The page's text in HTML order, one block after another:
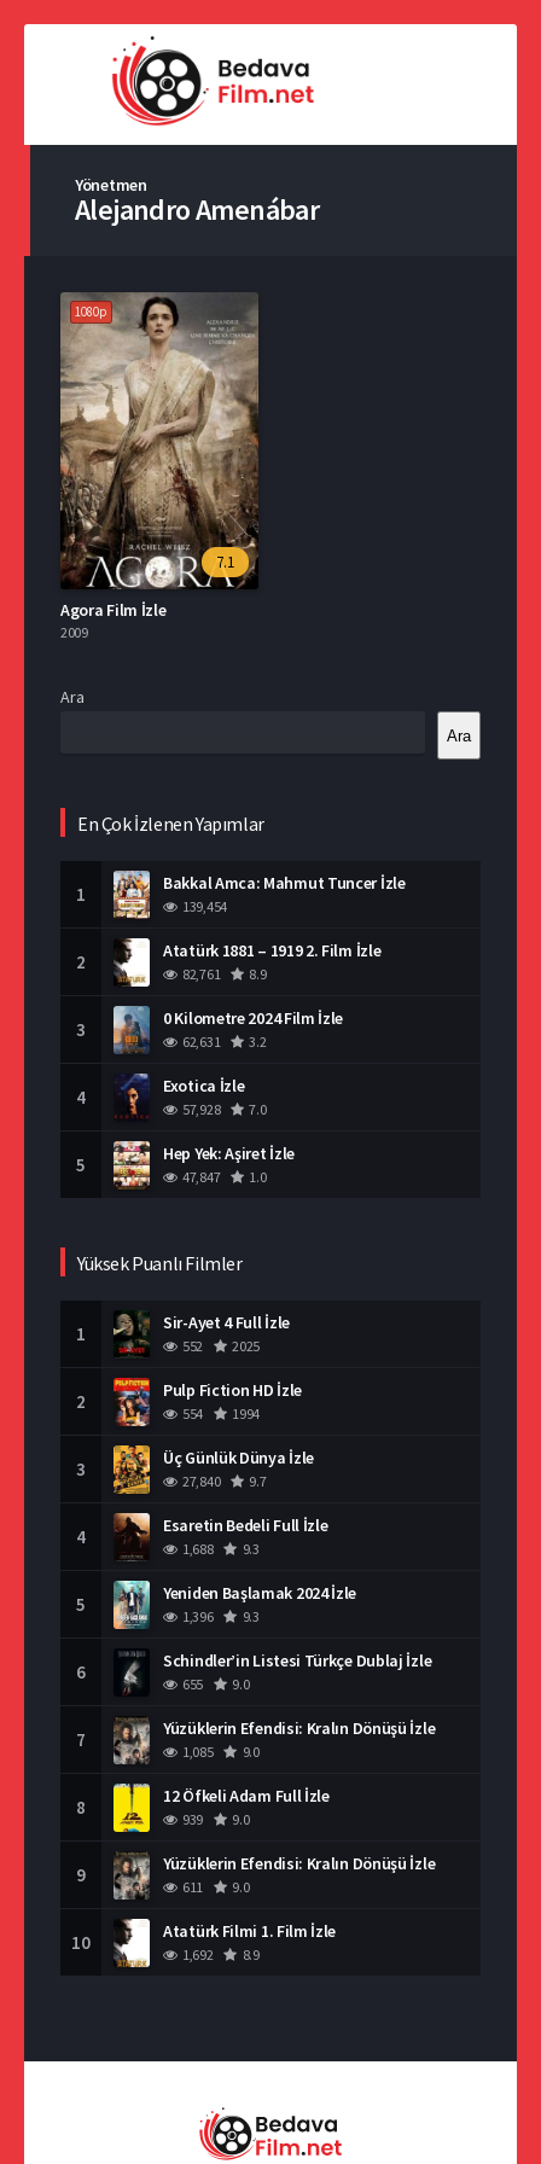
Yönetmen
Alejandro Amenábar
1080p
7.1
Agora Film İzle
2009
Ara
Ara
En Çok İzlenen Yapımlar
1 Bakkal Amca: Mahmut Tuncer İzle
139,454
2 Atatürk 1881 – 1919 2. Film İzle
82,761 8.9
3 0 Kilometre 2024 Film İzle
62,631 3.2
4 Exotica İzle
57,928 7.0
5 Hep Yek: Aşiret İzle
47,847 1.0
Yüksek Puanlı Filmler
1 Sir-Ayet 4 Full İzle
552 2025
2 Pulp Fiction HD İzle
554 1994
3 Üç Günlük Dünya İzle
27,840 9.7
4 Esaretin Bedeli Full İzle
1,688 9.3
5 Yeniden Başlamak 2024 İzle
1,396 9.3
6 Schindler’in Listesi Türkçe Dublaj İzle
655 9.0
7 Yüzüklerin Efendisi: Kralın Dönüşü İzle
1,085 9.0
8 12 Öfkeli Adam Full İzle
939 9.0
9 Yüzüklerin Efendisi: Kralın Dönüşü İzle
611 9.0
10 Atatürk Filmi 1. Film İzle
1,692 8.9